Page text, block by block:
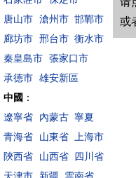
唐山市 滄州市 邯鄲市
廊坊市 邢台市 衡水市
秦皇島市 張家口市
承德市 雄安新區
中國 ：
遼寧省
內蒙古 寧夏
青海省
山東省 上海市
陝西省
山西省 四川省
或